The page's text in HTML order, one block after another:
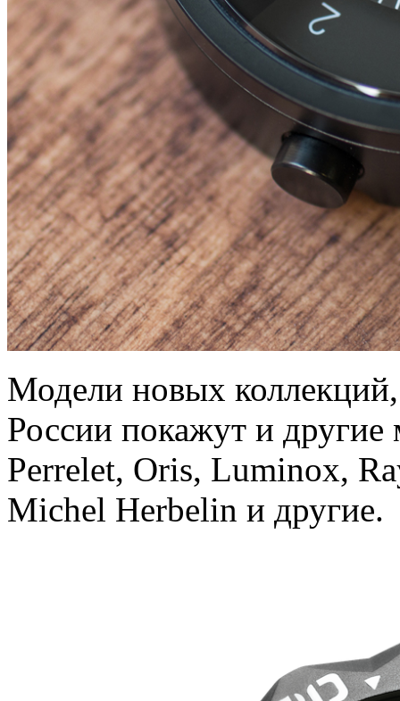
Модели новых
России покажут и другие
Perrelet, Oris, Luminox,
Michel Herbelin и другие.